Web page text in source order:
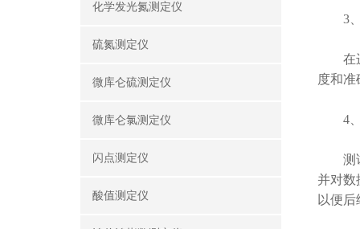
化学发光氮测定仪
硫氮测定仪
微库仑硫测定仪
微库仑氯测定仪
闪点测定仪
酸值测定仪
3、
在进
度和
4、
测试
并对数
以便